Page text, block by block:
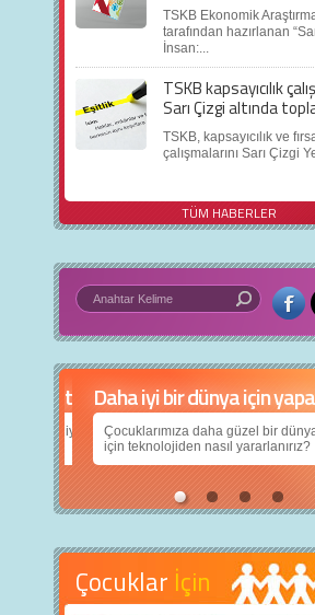
TSKB Ekonomik
tarafından hazırlanan
İnsan:...
TSKB kapsayıcılık
Sarı Çizgi altında
TSKB, kapsayıcılık ve
çalışmalarını Sarı Çizgi
TÜM HABERLER
Daha iyi bir dünya için
Çocuklarımıza daha güzel bir dünya
için teknolojiden nasıl yararlanırız?
Çocuklar İçin